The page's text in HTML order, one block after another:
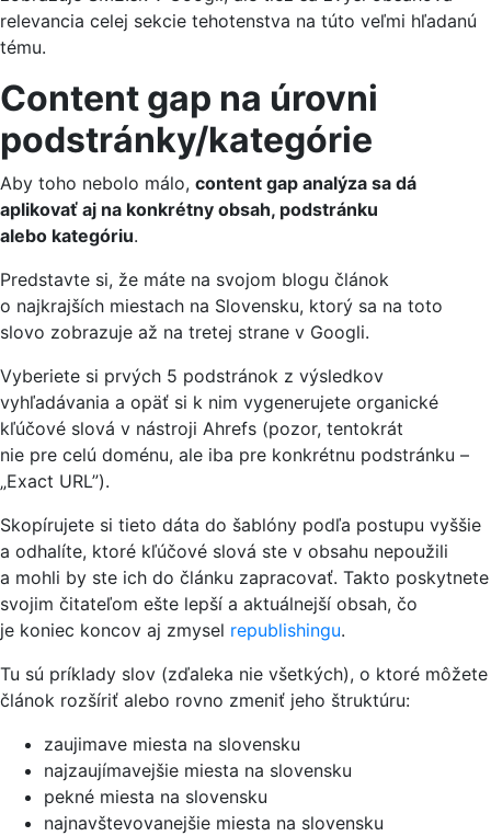
relevancia celej sekcie tehotenstva na túto veľmi hľadanú
tému.
Content gap na úrovni
podstránky/kategórie
Aby toho nebolo málo, content gap analýza sa dá
aplikovať aj na konkrétny obsah, podstránku
alebo kategóriu.
Predstavte si, že máte na svojom blogu článok
o najkrajších miestach na Slovensku, ktorý sa na toto
slovo zobrazuje až na tretej strane v Googli.
Vyberiete si prvých 5 podstránok z výsledkov
vyhľadávania a opäť si k nim vygenerujete organické
kľúčové slová v nástroji Ahrefs (pozor, tentokrát
nie pre celú doménu, ale iba pre konkrétnu podstránku –
„Exact URL”).
Skopírujete si tieto dáta do šablóny podľa postupu vyššie
a odhalíte, ktoré kľúčové slová ste v obsahu nepoužili
a mohli by ste ich do článku zapracovať. Takto poskytnete
svojim čitateľom ešte lepší a aktuálnejší obsah, čo
je koniec koncov aj zmysel republishingu.
Tu sú príklady slov (zďaleka nie všetkých), o ktoré môžete
článok rozšíriť alebo rovno zmeniť jeho štruktúru:
zaujimave miesta na slovensku
najzaujímavejšie miesta na slovensku
pekné miesta na slovensku
najnavštevovanejšie miesta na slovensku